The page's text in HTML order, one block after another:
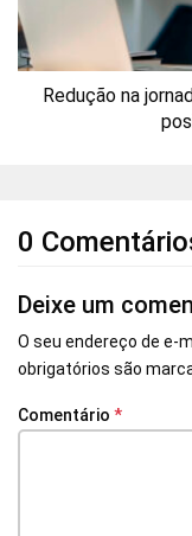
Redução na
0
Deixe um
O seu endereço de e-
obrigatórios são
Comentário *